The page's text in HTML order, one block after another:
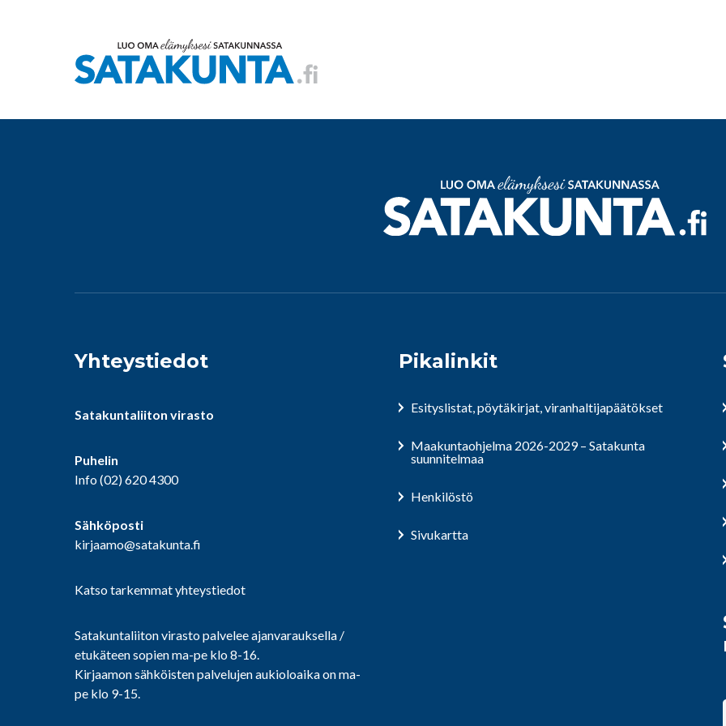
Yhteystiedot
Satakuntaliiton virasto
Puhelin
Info(02) 620 4300
Sähköposti
kirjaamo@satakunta.fi
Katso tarkemmat yhteystiedot
Satakuntaliiton virasto palvelee ajanvarauksella /
etukäteen sopien ma-pe klo 8-16.
Kirjaamon sähköisten palvelujen aukioloaika on ma-
pe klo 9-15.
Pikalinkit
Esityslistat, pöytäkirjat, viranhaltijapäätökset
Maakuntaohjelma 2026-2029 – Satakunta
suunnitelmaa
Henkilöstö
Sivukartta